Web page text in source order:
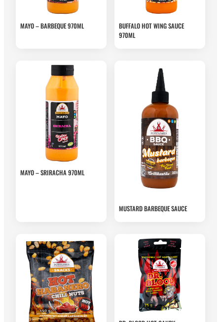
MAYO – BARBEQUE 970ML
BUFFALO HOT WING SAUCE
970ML
MAYO – SRIRACHA 970ML
MUSTARD BARBEQUE SAUCE